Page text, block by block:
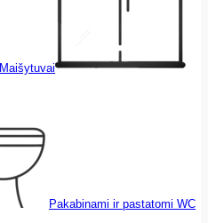
Maišytuvai
Pakabinami ir pastatomi WC